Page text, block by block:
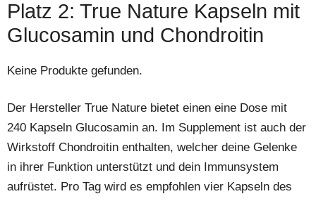
Platz 2: True Nature Kapseln mit
Glucosamin und Chondroitin
Keine Produkte gefunden.
Der Hersteller True Nature bietet einen eine Dose mit
240 Kapseln Glucosamin an. Im Supplement ist auch der
Wirkstoff Chondroitin enthalten, welcher deine Gelenke
in ihrer Funktion unterstützt und dein Immunsystem
aufrüstet. Pro Tag wird es empfohlen vier Kapseln des